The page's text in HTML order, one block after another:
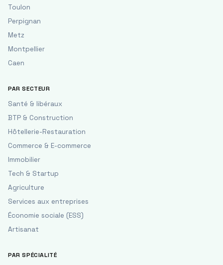
Toulon
Perpignan
Metz
Montpellier
Caen
PAR SECTEUR
Santé & libéraux
BTP & Construction
Hôtellerie-Restauration
Commerce & E-commerce
Immobilier
Tech & Startup
Agriculture
Services aux entreprises
Économie sociale (ESS)
Artisanat
PAR SPÉCIALITÉ